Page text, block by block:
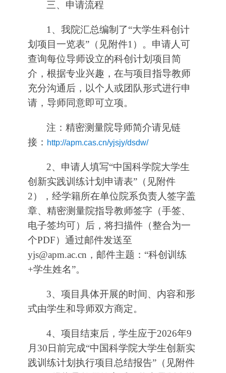
三、 申请流程
1、我院汇总编制了“大学生科创计
划项目一览表”（见附件1）。申请人可
查询每位导师设立的科创计划项目简
介，根据专业兴趣，在与项目指导教师
充分沟通后，以个人或团队形式进行申
请，导师同意即可立项。
注：精密测量院导师简介请见链
接： http://apm.cas.cn/yjsjy/dsdw/
2、申请人填写“中国科学院大学生
创新实践训练计划申请表”（见附件
2），经学籍所在单位院系负责人签字盖
章、精密测量院指导教师签字（手签、
电子签均可）后，将扫描件（整合为一
个PDF）通过邮件发送至
yjs@apm.ac.cn，邮件主题：“科创训练
+学生姓名”。
3、项目具体开展的时间、内容和形
式由学生和导师双方商定。
4、项目结束后，学生应于2026年9
月30日前完成“中国科学院大学生创新实
践训练计划执行项目总结报告”（见附件